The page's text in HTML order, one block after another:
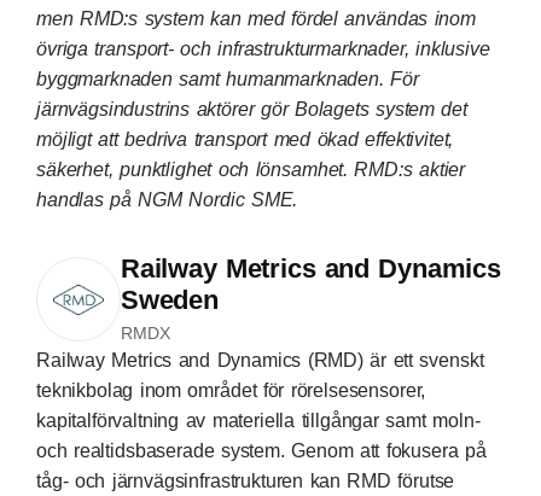
men RMD:s system kan med fördel användas inom
övriga transport- och infrastrukturmarknader, inklusive
byggmarknaden samt humanmarknaden. För
järnvägsindustrins aktörer gör Bolagets system det
möjligt att bedriva transport med ökad effektivitet,
säkerhet, punktlighet och lönsamhet. RMD:s aktier
handlas på NGM Nordic SME.
Railway Metrics and Dynamics
Sweden
RMDX
Railway Metrics and Dynamics (RMD) är ett svenskt
teknikbolag inom området för rörelsesensorer,
kapitalförvaltning av materiella tillgångar samt moln-
och realtidsbaserade system. Genom att fokusera på
tåg- och järnvägsinfrastrukturen kan RMD förutse